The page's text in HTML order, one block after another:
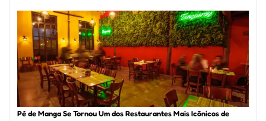
Pé de Manga Se Tornou Um dos Restaurantes Mais Icônicos de